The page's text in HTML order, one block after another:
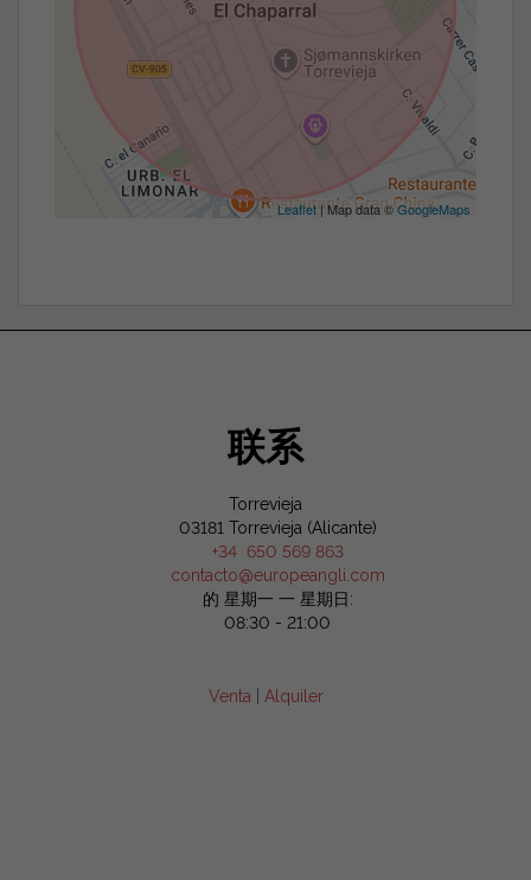
Leaflet| Map data ©GoogleMaps
联系
Torrevieja
03181 Torrevieja (Alicante)
+34 650 569 863
contacto@europeangli.com
的 星期一 一 星期日:
08:30 - 21:00
Venta Alquiler